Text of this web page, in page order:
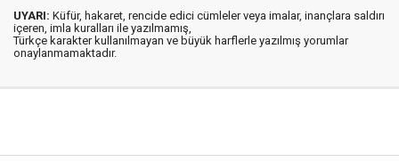
UYARI: Küfür, hakaret, rencide edici cümleler veya imalar, inançlara saldırı
içeren, imla kuralları ile yazılmamış,
Türkçe karakter kullanılmayan ve büyük harflerle yazılmış yorumlar
onaylanmamaktadır.